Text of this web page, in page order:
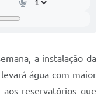
a instalação da
água com maior
reservatórios que